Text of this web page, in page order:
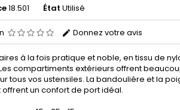
18.501 État Utilisé
Donnez votre avis
à la fois pratique et noble, en tissu de
compartiments extérieurs offrent
tous vos ustensiles. La bandoulière et la
un confort de port idéal.